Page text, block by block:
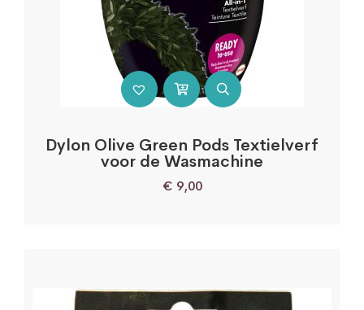
Dylon Olive Green Pods Textielverf
voor de Wasmachine
€ 9,00